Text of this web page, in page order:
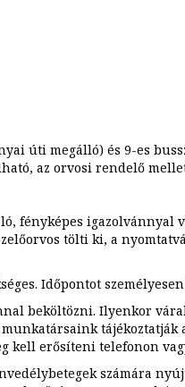
úti megálló) és 9-es
az orvosi rendelő
fényképes igazolvánnyal
tölti ki, a
Időpontot
beköltözni. Ilyenkor
tájékoztatják
kell erősíteni telefonon
számára